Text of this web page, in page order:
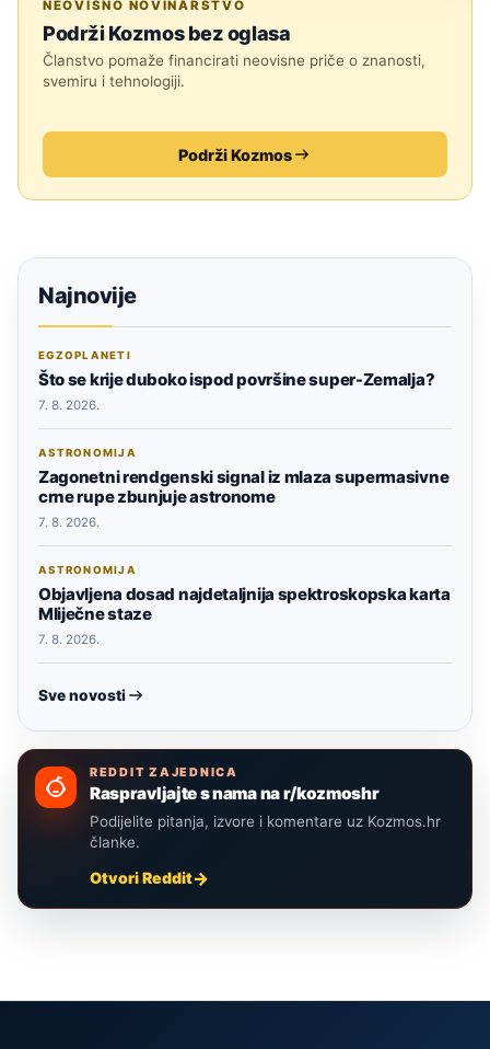
NEOVISNO NOVINARSTVO
Podrži Kozmos bez oglasa
Članstvo pomaže financirati neovisne priče o znanosti,
svemiru i tehnologiji.
Podrži Kozmos
Najnovije
EGZOPLANETI
Što se krije duboko ispod površine super-Zemalja?
7. 8. 2026.
ASTRONOMIJA
Zagonetni rendgenski signal iz mlaza supermasivne
crne rupe zbunjuje astronome
7. 8. 2026.
ASTRONOMIJA
Objavljena dosad najdetaljnija spektroskopska karta
Mliječne staze
7. 8. 2026.
Sve novosti
REDDIT ZAJEDNICA
Raspravljajte s nama na r/kozmoshr
Podijelite pitanja, izvore i komentare uz Kozmos.hr
članke.
Otvori Reddit